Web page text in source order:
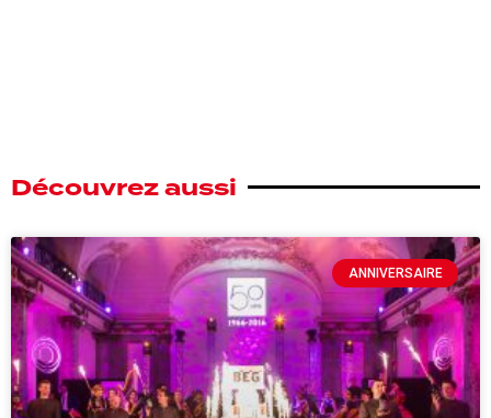
Découvrez aussi
ANNIVERSAIRE